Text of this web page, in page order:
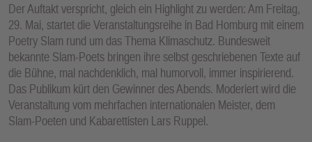
Der Auftakt verspricht, gleich ein Highlight zu werden: Am Freitag,
29. Mai, startet die Veranstaltungsreihe in Bad Homburg mit einem
Poetry Slam rund um das Thema Klimaschutz. Bundesweit
bekannte Slam-Poets bringen ihre selbst geschriebenen Texte auf
die Bühne, mal nachdenklich, mal humorvoll, immer inspirierend.
Das Publikum kürt den Gewinner des Abends. Moderiert wird die
Veranstaltung vom mehrfachen internationalen Meister, dem
Slam-Poeten und Kabarettisten Lars Ruppel.